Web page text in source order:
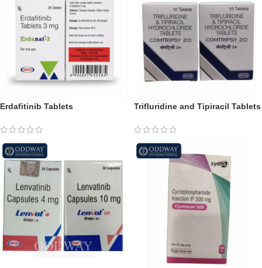
Erdafitinib Tablets Trifluridine and Tipiracil Tablets